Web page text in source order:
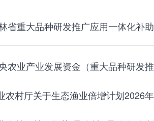
省重大品种研发推广应用一体化补
农业产业发展资金（重大品种研发
农村厅关于生态渔业倍增计划2026